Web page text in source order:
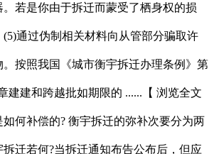
若是你由于拆迁而蒙受了栖身权的损
通过伪制相关材料向从管部分骗取许
按照我国《城市衡宇拆迁办理条例》第
建建和跨越批如期限的 ......【 浏览全文
如何补偿的? 衡宇拆迁的弥补次要分为两
拆迁若何?当拆迁通知布告公布后，但应